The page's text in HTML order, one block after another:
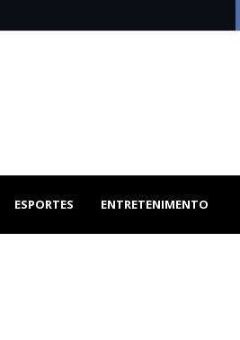
ESPORTES ENTRETENIMENTO